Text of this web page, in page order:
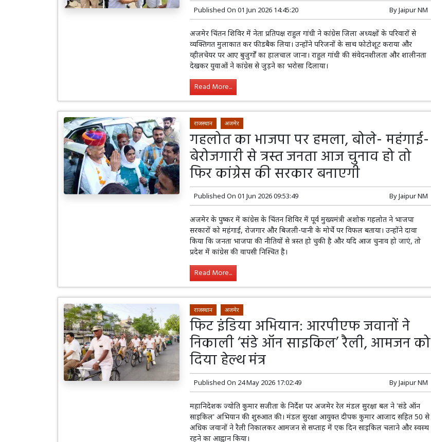
Published On 01 Jun 2026 14:45:20 ByJaipur NM
अजमेर चिंतन शिविर में नेता प्रतिपक्ष राहुल गांधी ने कांग्रेस जिला अध्यक्षों के परिवारों से
व्यक्तिगत मुलाकात कर फीडबैक लिया। उन्होंने परिजनों के साथ फोटोशूट कराया और
व्हीलचेयर पर आए बुजुर्गों का हालचाल जाना। राहुल गांधी की संवेदनशीलता और शालीनता
देखकर युवाओं ने कांग्रेस से जुड़ने का भरोसा दिलाया।
Read More...
राजस्थान अजमेर
गहलोत का भाजपा पर हमला, बोले- महंगाई-
बेरोजगारी से त्रस्त जनता आज चुनाव हो तो
फिर कांग्रेस की सरकार बनाएगी
Published On 01 Jun 2026 09:53:49 ByJaipur NM
अजमेर के पुष्कर में कांग्रेस के चिंतन शिविर में पूर्व मुख्यमंत्री अशोक गहलोत ने भाजपा
सरकारों को महंगाई, रोजगार और बिजली-पानी के मोर्चे पर विफल बताया। उन्होंने दावा
किया कि जनता भाजपा की नीतियों से त्रस्त हो चुकी है और यदि आज चुनाव हो जाएं, तो
प्रदेश में कांग्रेस की वापसी निश्चित है।
Read More...
राजस्थान अजमेर
फिट इंडिया अभियान: आरपीएफ जवानों ने
निकाली ‘संडे ऑन साइकिल’ रैली, आमजन को
दिया हेल्थ मंत्र
Published On 24 May 2026 17:02:49 ByJaipur NM
महानिदेशक ज्योति कुमार सजीता के निर्देश पर अजमेर रेल मंडल सुरक्षा बल ने 'संडे ऑन
साइकिल' अभियान की शुरुआत की। मंडल सुरक्षा आयुक्त दीपक कुमार आजाद सहित 50 से
अधिक जवानों ने रैली निकालकर आमजन से सप्ताह में एक दिन साइकिल चलाने और स्वस्थ
रहने का आह्वान किया।